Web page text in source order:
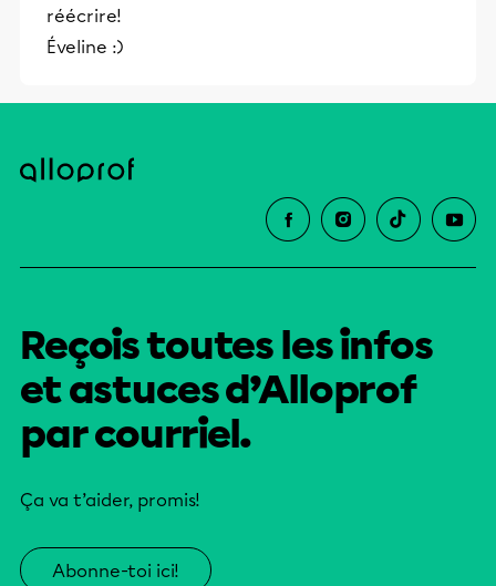
réécrire!
Éveline :)
Reçois toutes les infos
et astuces d’Alloprof
par courriel.
Ça va t’aider, promis!
Abonne-toi ici!